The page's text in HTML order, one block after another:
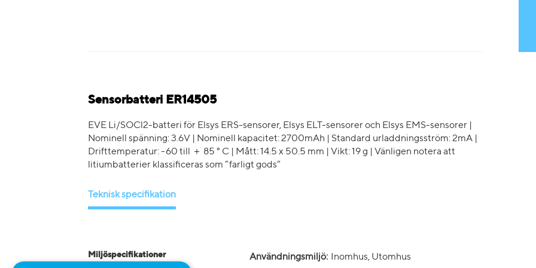
Sensorbatteri ER14505
EVE Li/SOCl2-batteri för Elsys ERS-sensorer, Elsys ELT-sensorer och Elsys EMS-sensorer |
Nominell spänning: 3.6V | Nominell kapacitet: 2700mAh | Standard urladdningsström: 2mA |
Drifttemperatur: -60 till ＋ 85 ° C | Mått: 14.5 x 50.5 mm | Vikt: 19 g | Vänligen notera att
litiumbatterier klassificeras som ”farligt gods”
Teknisk specifikation
Miljöspecifikationer Användningsmiljö: Inomhus, Utomhus